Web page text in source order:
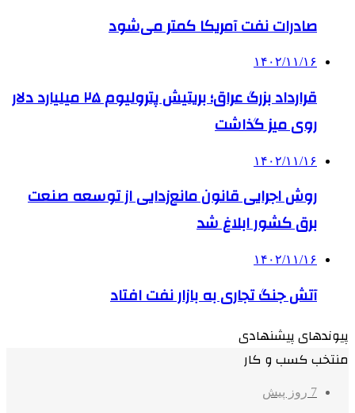
صادرات نفت آمریکا کمتر می‌شود
۱۴۰۲/۱۱/۱۶
قرارداد بزرگ عراق؛ بریتیش پترولیوم ۲۵ میلیارد دلار
روی میز گذاشت
۱۴۰۲/۱۱/۱۶
روش اجرایی قانون مانع‌زدایی از توسعه صنعت
برق کشور ابلاغ شد
۱۴۰۲/۱۱/۱۶
آتش جنگ تجاری به بازار نفت افتاد
پیوندهای پیشنهادی
منتخب کسب و کار
7 روز پیش